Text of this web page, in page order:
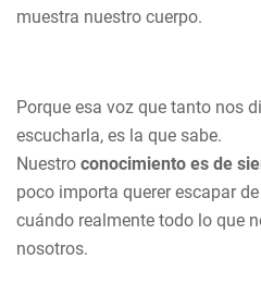
muestra nuestro cuerpo.
Porque esa voz que tanto nos
escucharla, es la que sabe.
Nuestro conocimiento es de
poco importa querer escapar
cuándo realmente todo lo que
nosotros.